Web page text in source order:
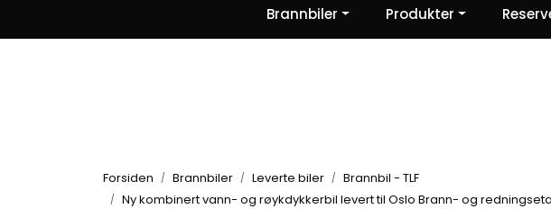
Om oss | Kontakt Oss | Ris og ros
Brannbiler Produkter
Forsiden Brannbiler Leverte biler
Brannbil - TLF
Ny kombinert vann- og røykdykkerbil levert til Oslo Brann- og